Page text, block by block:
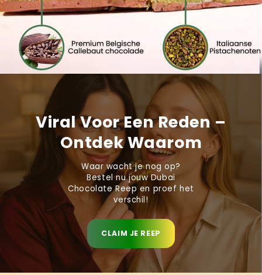
Viral Voor Een Reden –
Ontdek Waarom
Waar wacht je nog op?
Bestel nu jouw Dubai
Chocolate Reep en proef het
verschil!
CLAIM JE REEP